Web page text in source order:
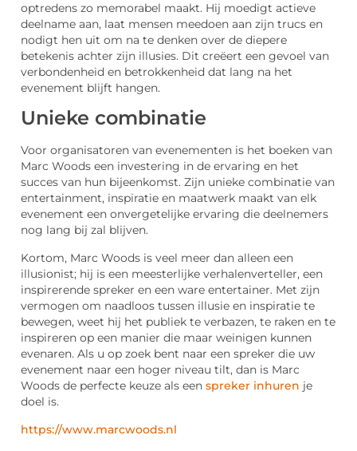
optredens zo memorabel maakt. Hij moedigt actieve
deelname aan, laat mensen meedoen aan zijn trucs en
nodigt hen uit om na te denken over de diepere
betekenis achter zijn illusies. Dit creëert een gevoel van
verbondenheid en betrokkenheid dat lang na het
evenement blijft hangen.
Unieke combinatie
Voor organisatoren van evenementen is het boeken van
Marc Woods een investering in de ervaring en het
succes van hun bijeenkomst. Zijn unieke combinatie van
entertainment, inspiratie en maatwerk maakt van elk
evenement een onvergetelijke ervaring die deelnemers
nog lang bij zal blijven.
Kortom, Marc Woods is veel meer dan alleen een
illusionist; hij is een meesterlijke verhalenverteller, een
inspirerende spreker en een ware entertainer. Met zijn
vermogen om naadloos tussen illusie en inspiratie te
bewegen, weet hij het publiek te verbazen, te raken en te
inspireren op een manier die maar weinigen kunnen
evenaren. Als u op zoek bent naar een spreker die uw
evenement naar een hoger niveau tilt, dan is Marc
Woods de perfecte keuze als een spreker inhuren je
doel is.
https://www.marcwoods.nl